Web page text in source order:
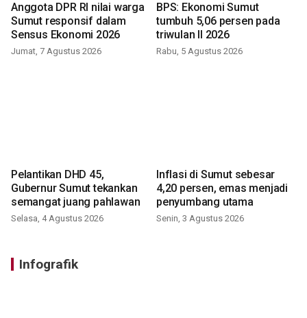
Anggota DPR RI nilai warga
Sumut responsif dalam
Sensus Ekonomi 2026
Jumat, 7 Agustus 2026
BPS: Ekonomi Sumut
tumbuh 5,06 persen pada
triwulan II 2026
Rabu, 5 Agustus 2026
Pelantikan DHD 45,
Gubernur Sumut tekankan
semangat juang pahlawan
Selasa, 4 Agustus 2026
Inflasi di Sumut sebesar
4,20 persen, emas menjadi
penyumbang utama
Senin, 3 Agustus 2026
Infografik